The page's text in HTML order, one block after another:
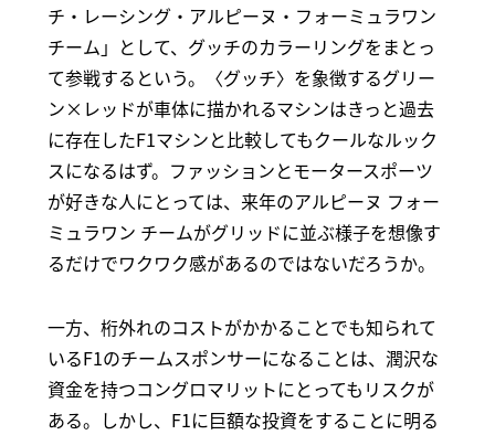
チ・レーシング・アルピーヌ・フォーミュラワン
チーム」として、グッチのカラーリングをまとっ
て参戦するという。〈グッチ〉を象徴するグリー
ン×レッドが車体に描かれるマシンはきっと過去
に存在したF1マシンと比較してもクールなルック
スになるはず。ファッションとモータースポーツ
が好きな人にとっては、来年のアルピーヌ フォー
ミュラワン チームがグリッドに並ぶ様子を想像す
るだけでワクワク感があるのではないだろうか。
一方、桁外れのコストがかかることでも知られて
いるF1のチームスポンサーになることは、潤沢な
資金を持つコングロマリットにとってもリスクが
ある。しかし、F1に巨額な投資をすることに明る